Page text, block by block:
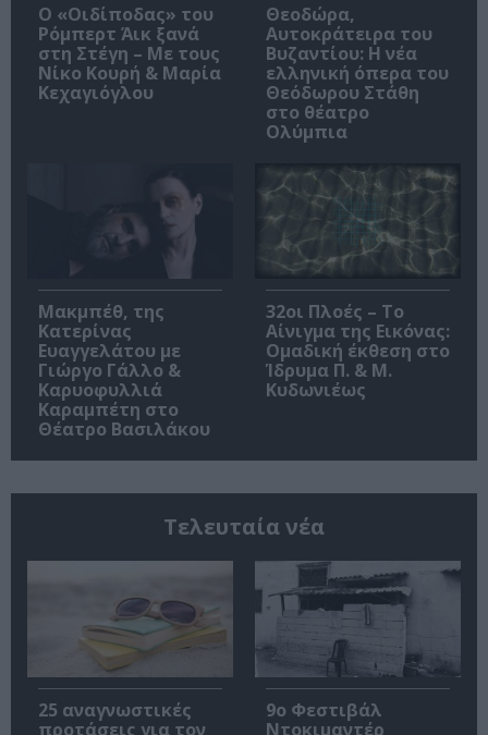
O «Οιδίποδας» του
Ρόμπερτ Άικ ξανά
στη Στέγη – Με τους
Νίκο Κουρή & Μαρία
Κεχαγιόγλου
Θεοδώρα,
Αυτοκράτειρα του
Βυζαντίου: Η νέα
ελληνική όπερα του
Θεόδωρου Στάθη
στο θέατρο
Ολύμπια
Μακμπέθ, της
Κατερίνας
Ευαγγελάτου με
Γιώργο Γάλλο &
Καρυοφυλλιά
Καραμπέτη στο
Θέατρο Βασιλάκου
32οι Πλοές – Το
Αίνιγμα της Εικόνας:
Ομαδική έκθεση στο
Ίδρυμα Π. & Μ.
Κυδωνιέως
Τελευταία νέα
25 αναγνωστικές
προτάσεις για τον
9ο Φεστιβάλ
Ντοκιμαντέρ